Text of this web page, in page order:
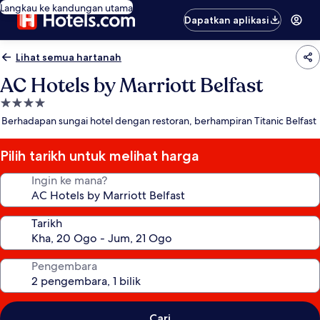
Langkau ke kandungan utama
Dapatkan aplikasi
Lihat semua hartanah
AC Hotels by Marriott Belfast
Hartanah
4.0
Berhadapan sungai hotel dengan restoran, berhampiran Titanic Belfast
Pilih tarikh untuk melihat harga
Ingin ke mana?
Tarikh
Pengembara